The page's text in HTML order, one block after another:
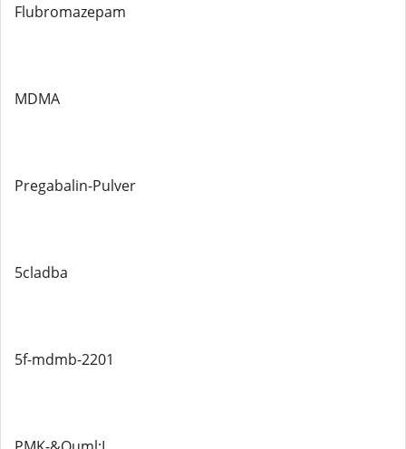
Flubromazepam
MDMA
Pregabalin-Pulver
5cladba
5f-mdmb-2201